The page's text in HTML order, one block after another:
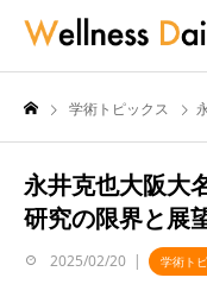
学術トピックス
永井克也大阪大
研究の限界と展
2025/02/20 学術ト